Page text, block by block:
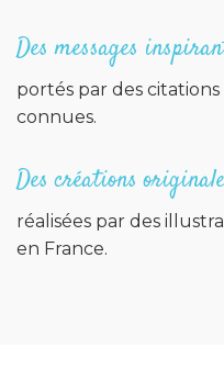
Des messages
portés par des
connues.
Des créations
réalisées par des
en France.